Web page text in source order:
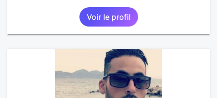
Voir le profil